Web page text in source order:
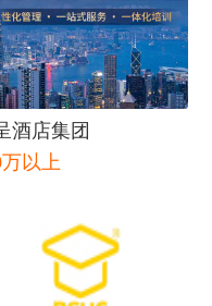
闭
酒店集团
万以上